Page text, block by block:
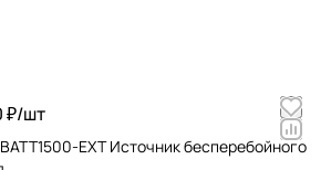
₽/шт
EXT Источник бесперебойного